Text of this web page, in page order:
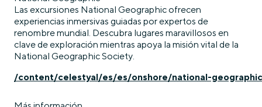
Las excursiones National Geographic ofrecen
experiencias inmersivas guiadas por expertos de
renombre mundial. Descubra lugares maravillosos en
clave de exploración mientras apoya la misión vital de la
National Geographic Society.
/content/celestyal/es/es/onshore/national-geographic